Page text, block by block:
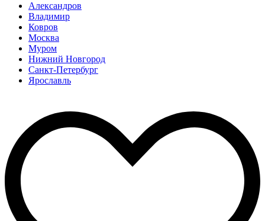
Александров
Владимир
Ковров
Москва
Муром
Нижний Новгород
Санкт-Петербург
Ярославль